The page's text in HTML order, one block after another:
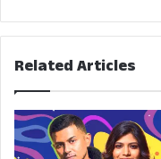
Related Articles